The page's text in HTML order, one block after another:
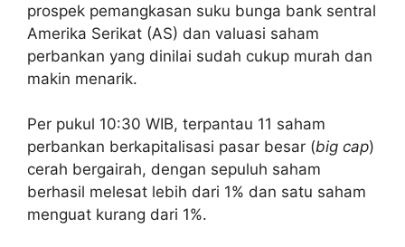
prospek pemangkasan suku bunga bank sentral
Amerika Serikat (AS) dan valuasi saham
perbankan yang dinilai sudah cukup murah dan
makin menarik.
Per pukul 10:30 WIB, terpantau 11 saham
perbankan berkapitalisasi pasar besar (big cap)
cerah bergairah, dengan sepuluh saham
berhasil melesat lebih dari 1% dan satu saham
menguat kurang dari 1%.